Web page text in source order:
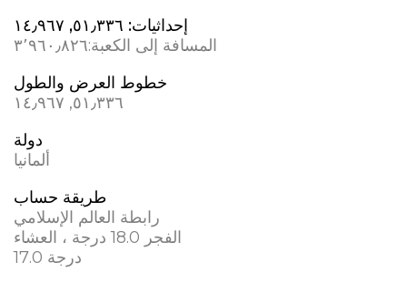
إحداثيات: ٥١٫٣٣٦, ١٤٫٩٦٧
المسافة إلى الكعبة:٣٬٩٦٠٫٨٢٦
خطوط العرض والطول
٥١٫٣٣٦, ١٤٫٩٦٧
دولة
ألمانيا
طريقة حساب
رابطة العالم الإسلامي
الفجر 18.0 درجة ، العشاء
17.0 درجة